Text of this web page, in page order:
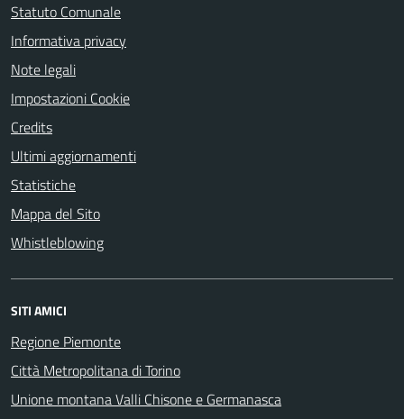
Statuto Comunale
Informativa privacy
Note legali
Impostazioni Cookie
Credits
Ultimi aggiornamenti
Statistiche
Mappa del Sito
Whistleblowing
SITI AMICI
Regione Piemonte
Città Metropolitana di Torino
Unione montana Valli Chisone e Germanasca